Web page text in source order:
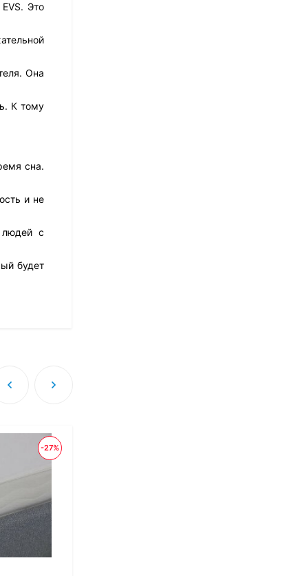
Это
Она
К тому
сна.
и не
людей с
будет
-27%